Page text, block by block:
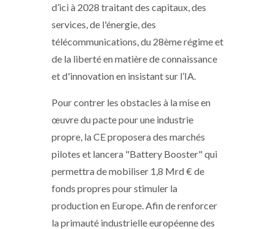
d’ici à 2028 traitant des capitaux, des
services, de l'énergie, des
télécommunications, du 28ème régime et
de la liberté en matière de connaissance
et d'innovation en insistant sur l’IA.
Pour contrer les obstacles à la mise en
œuvre du pacte pour une industrie
propre, la CE proposera des marchés
pilotes et lancera "Battery Booster" qui
permettra de mobiliser 1,8 Mrd € de
fonds propres pour stimuler la
production en Europe. Afin de renforcer
la primauté industrielle européenne des